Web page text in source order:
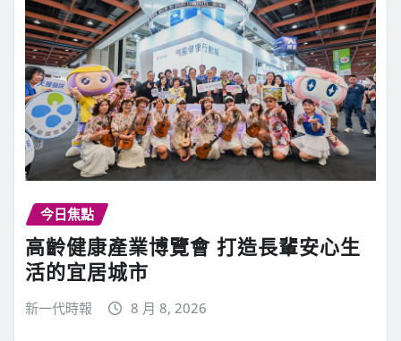
今日焦點
高齡健康產業博覽會 打造長輩安心生
活的宜居城市
新一代時報 8 月 8, 2026